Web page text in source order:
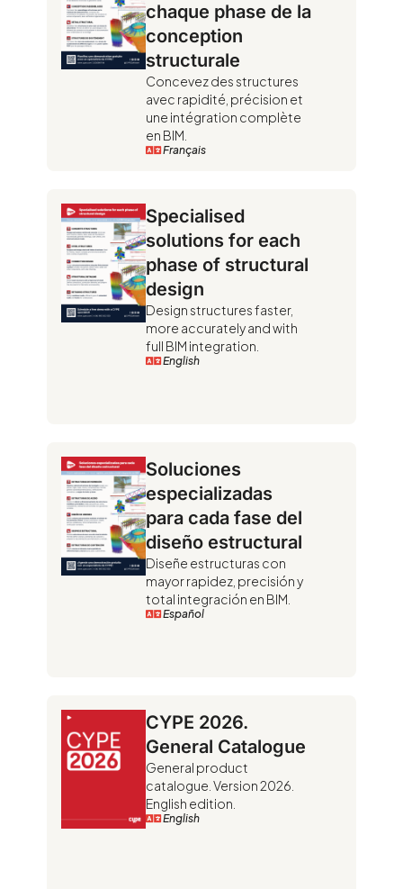
chaque phase de la
conception
structurale
Concevez des structures
avec rapidité, précision et
une intégration complète
en BIM.
Français
Specialised
solutions for each
phase of structural
design
Design structures faster,
more accurately and with
full BIM integration.
English
Soluciones
especializadas
para cada fase del
diseño estructural
Diseñe estructuras con
mayor rapidez, precisión y
total integración en BIM.
Español
CYPE 2026.
General Catalogue
General product
catalogue. Version 2026.
English edition.
English